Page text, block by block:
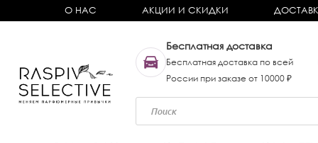
О НАС АКЦИИ И СКИДКИ
Бесплатная доставка
Бесплатная доставка по всей
России при заказе от 10000 ₽